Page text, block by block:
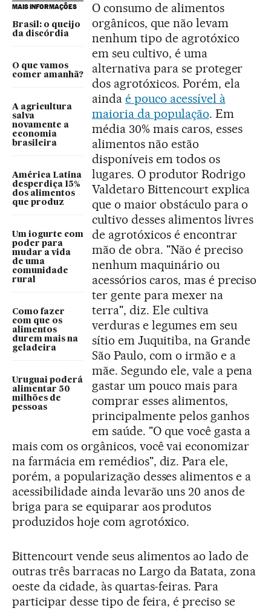
MAIS INFORMAÇÕES
Brasil: o queijo
da discórdia
O que vamos
comer amanhã?
A agricultura
salva
novamente a
economia
brasileira
América Latina
desperdiça 15%
dos alimentos
que produz
Um iogurte com
poder para
mudar a vida
de uma
comunidade
rural
Como fazer
com que os
alimentos
durem mais na
geladeira
Uruguai poderá
alimentar 50
milhões de
pessoas
O consumo de alimentos
orgânicos, que não levam
nenhum tipo de agrotóxico
em seu cultivo, é uma
alternativa para se proteger
dos agrotóxicos. Porém, ela
ainda é pouco acessível à
maioria da população. Em
média 30% mais caros, esses
alimentos não estão
disponíveis em todos os
lugares. O produtor Rodrigo
Valdetaro Bittencourt explica
que o maior obstáculo para o
cultivo desses alimentos livres
de agrotóxicos é encontrar
mão de obra. "Não é preciso
nenhum maquinário ou
acessórios caros, mas é preciso
ter gente para mexer na
terra", diz. Ele cultiva
verduras e legumes em seu
sítio em Juquitiba, na Grande
São Paulo, com o irmão e a
mãe. Segundo ele, vale a pena
gastar um pouco mais para
comprar esses alimentos,
principalmente pelos ganhos
em saúde. "O que você gasta a
mais com os orgânicos, você vai economizar
na farmácia em remédios", diz. Para ele,
porém, a popularização desses alimentos e a
acessibilidade ainda levarão uns 20 anos de
briga para se equiparar aos produtos
produzidos hoje com agrotóxico.
Bittencourt vende seus alimentos ao lado de
outras três barracas no Largo da Batata, zona
oeste da cidade, às quartas-feiras. Para
participar desse tipo de feira, é preciso se